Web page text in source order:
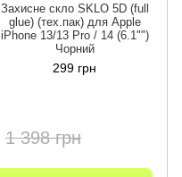
Захисне скло SKLO 5D (full
glue) (тех.пак) для Apple
iPhone 13/13 Pro / 14 (6.1"")
Чорний
299 грн
1 398 грн